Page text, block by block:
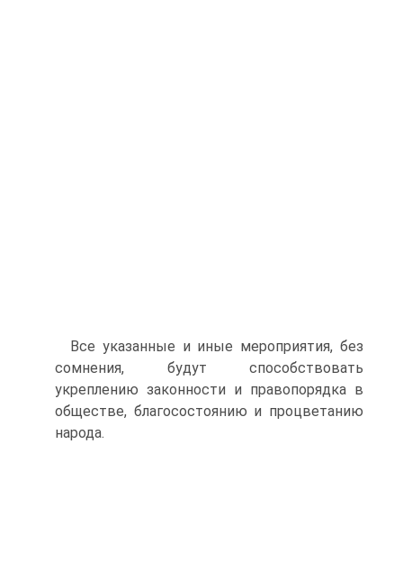
Все указанные и иные мероприятия, без
сомнения, будут способствовать
укреплению законности и правопорядка в
обще­стве, благосостоянию и процветанию
народа.